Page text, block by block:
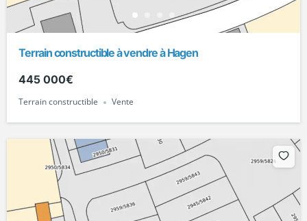
Terrain constructible à vendre à Hagen
445 000€
Terrain constructible Vente